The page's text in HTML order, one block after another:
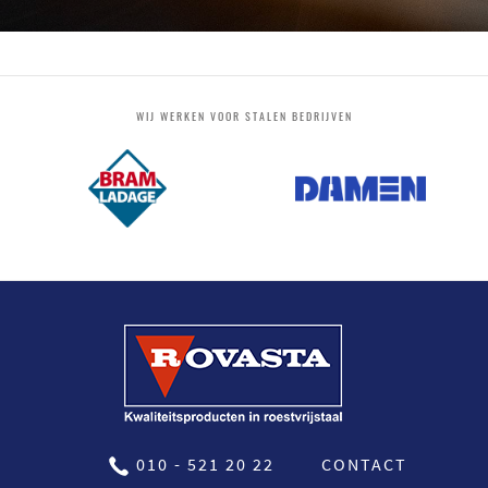
WIJ WERKEN VOOR STALEN BEDRIJVEN
010 - 521 20 22 CONTACT